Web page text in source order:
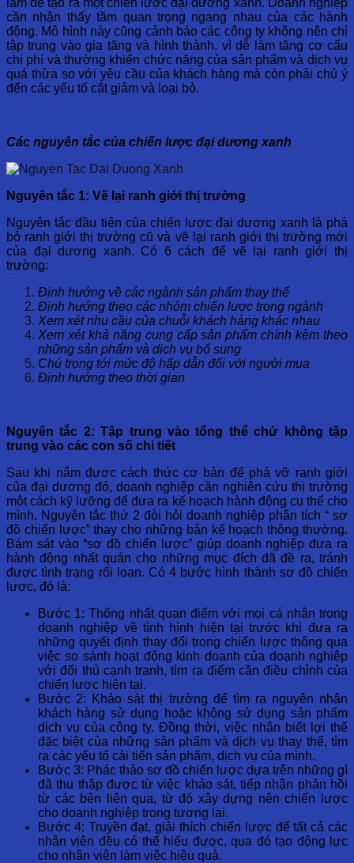
làm để tạo ra một chiến lược đại dương xanh. Doanh nghiệp
cần nhận thấy tầm quan trọng ngang nhau của các hành
động. Mô hình này cũng cảnh báo các công ty không nên chỉ
tập trung vào gia tăng và hình thành, vì dễ làm tăng cơ cấu
chi phí và thường khiến chức năng của sản phẩm và dịch vụ
quá thừa so với yêu cầu của khách hàng mà còn phải chú ý
đến các yếu tố cắt giảm và loại bỏ.
Các nguyên tắc của chiến lược đại dương xanh
Nguyên tắc 1: Vẽ lại ranh giới thị trường
Nguyên tắc đầu tiên của chiến lược đại dương xanh là phá
bỏ ranh giới thị trường cũ và vẽ lại ranh giới thị trường mới
của đại dương xanh. Có 6 cách để vẽ lại ranh giới thị
trường:
Định hướng về các ngành sản phẩm thay thế
Định hướng theo các nhóm chiến lược trong ngành
Xem xét nhu cầu của chuỗi khách hàng khác nhau
Xem xét khả năng cung cấp sản phẩm chính kèm theo
những sản phẩm và dịch vụ bổ sung
Chú trọng tới mức độ hấp dẫn đối với người mua
Định hướng theo thời gian
Nguyên tắc 2: Tập trung vào tổng thể chứ không tập
trung vào các con số chi tiết
Sau khi nắm đươc cách thức cơ bản để phá vỡ ranh giới
của đại dương đỏ, doanh nghiệp cần nghiên cứu thị trường
một cách kỹ lưỡng để đưa ra kế hoạch hành động cụ thể cho
mình. Nguyên tắc thứ 2 đòi hỏi doanh nghiệp phân tích “ sơ
đồ chiến lược” thay cho những bản kế hoạch thông thường.
Bám sát vào “sơ đồ chiến lược” giúp doanh nghiệp đưa ra
hành động nhất quán cho những mục đích đã đề ra, tránh
được tình trạng rối loạn. Có 4 bước hình thành sơ đồ chiến
lược, đó là:
Bước 1: Thống nhất quan điểm với mọi cá nhân trong
doanh nghiệp về tình hình hiện tại trước khi đưa ra
những quyết định thay đổi trong chiến lược thông qua
việc so sánh hoạt động kinh doanh của doạnh nghiệp
với đối thủ cạnh tranh, tìm ra điểm cần điều chỉnh của
chiến lược hiện tại.
Bước 2: Khảo sát thị trường để tìm ra nguyên nhân
khách hàng sử dụng hoặc không sử dụng sản phẩm
dịch vụ của công ty. Đồng thời, việc nhận biết lợi thế
đặc biệt của những sản phẩm và dịch vụ thay thế, tìm
ra các yếu tố cải tiến sản phẩm, dịch vụ của mình.
Bước 3: Phác thảo sơ đồ chiến lược dựa trên những gì
đã thu thập được từ việc khảo sát, tiếp nhận phản hồi
từ các bên liên qua, từ đó xây dựng nên chiến lược
cho doanh nghiệp trong tương lai.
Bước 4: Truyền đạt, giải thích chiến lược để tất cả các
nhân viên đều có thể hiểu được, qua đó tạo động lực
cho nhân viên làm việc hiệu quả.